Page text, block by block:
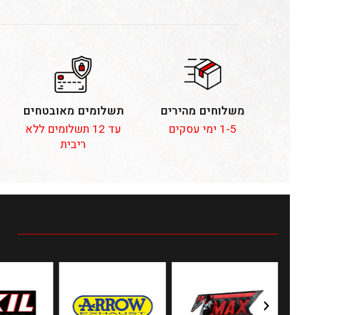
משלוחים מהירים
1-5 ימי עסקים
תשלומים מאובטחים
עד 12 תשלומים ללא
ריבית